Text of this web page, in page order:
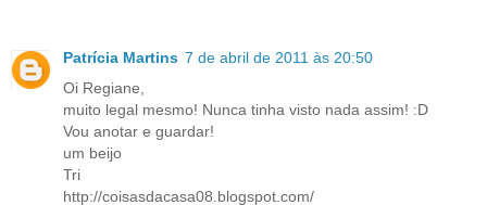
Patrícia Martins 7 de abril de 2011 às 20:50
Oi Regiane,
muito legal mesmo! Nunca tinha visto nada assim! :D
Vou anotar e guardar!
um beijo
Tri
http://coisasdacasa08.blogspot.com/